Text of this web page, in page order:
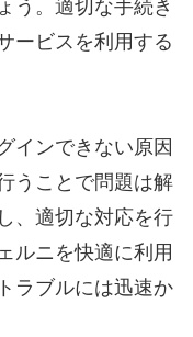
う。適切な手続き
ービスを利用する
インできない原因
うことで問題は解
、適切な対応を行
ルニを快適に利用
ラブルには迅速か